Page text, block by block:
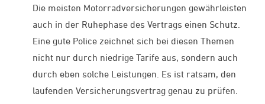
Die meisten Motorradversicherungen gewährleisten
auch in der Ruhephase des Vertrags einen Schutz.
Eine gute Police zeichnet sich bei diesen Themen
nicht nur durch niedrige Tarife aus, sondern auch
durch eben solche Leistungen. Es ist ratsam, den
laufenden Versicherungsvertrag genau zu prüfen.